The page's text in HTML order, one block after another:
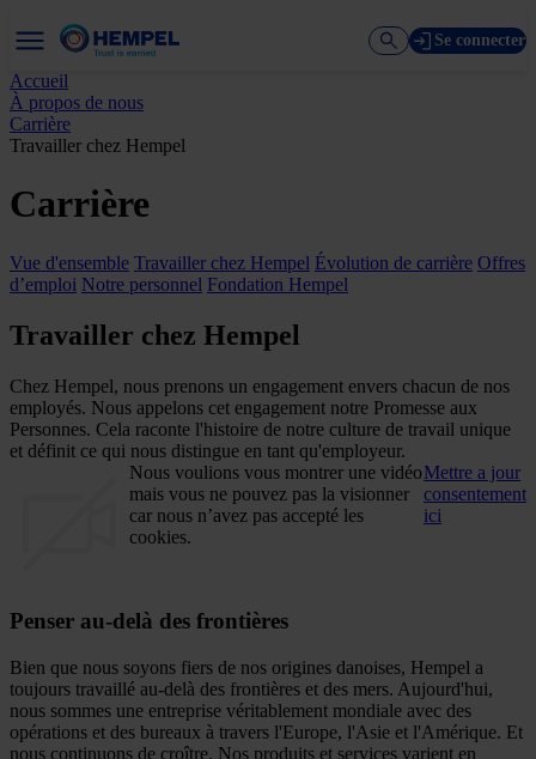
Se connecter
Accueil
À propos de nous
Carrière
Travailler chez Hempel
Carrière
Vue d'ensemble Travailler chez Hempel Évolution de carrière Offres
d’emploi Notre personnel Fondation Hempel
Travailler chez Hempel
Chez Hempel, nous prenons un engagement envers chacun de nos
employés. Nous appelons cet engagement notre Promesse aux
Personnes. Cela raconte l'histoire de notre culture de travail unique
et définit ce qui nous distingue en tant qu'employeur.
Nous voulions vous montrer une vidéo
mais vous ne pouvez pas la visionner
car nous n’avez pas accepté les
cookies.
Mettre a jour
consentement
ici
Penser au-delà des frontières
Bien que nous soyons fiers de nos origines danoises, Hempel a
toujours travaillé au-delà des frontières et des mers. Aujourd'hui,
nous sommes une entreprise véritablement mondiale avec des
opérations et des bureaux à travers l'Europe, l'Asie et l'Amérique. Et
nous continuons de croître. Nos produits et services varient en